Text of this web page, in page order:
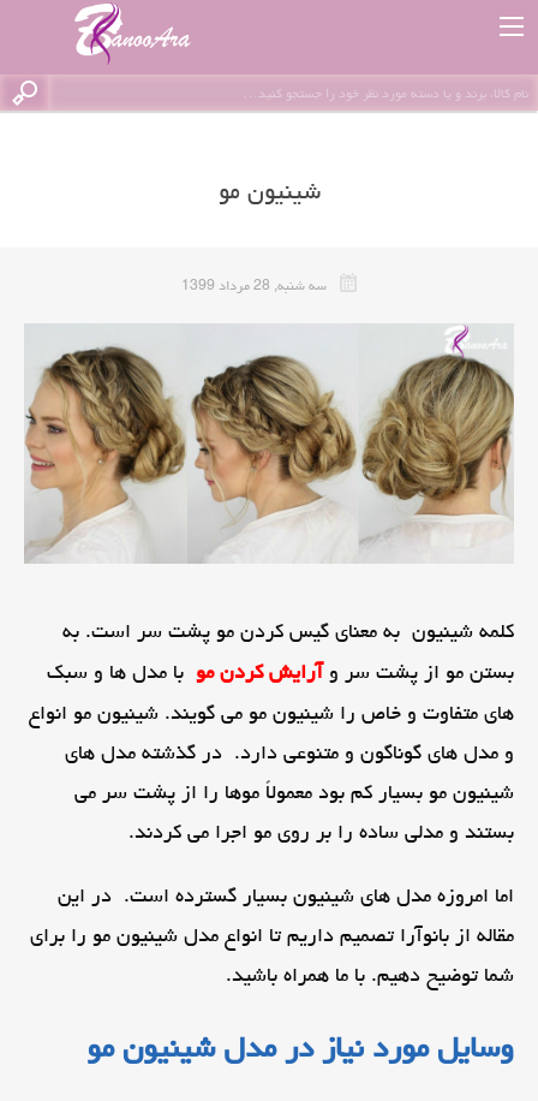
شینیون مو
سه شنبه, 28 مرداد 1399
کلمه شینیون به معنای گیس کردن مو پشت سر است. به
بستن مو از پشت سر وآرایش کردن مو با مدل ها و سبک
های متفاوت و خاص را شینیون مو می گویند. شینیون مو انواع
و مدل های گوناگون و متنوعی دارد. در گذشته مدل های
شینیون مو بسیار کم بود معمولاً موها را از پشت سر می
بستند و مدلی ساده را بر روی مو اجرا می کردند.
اما امروزه مدل های شینیون بسیار گسترده است. در این
مقاله از بانوآرا تصمیم داریم تا انواع مدل شینیون مو را برای
شما توضیح دهیم. با ما همراه باشید.
وسایل مورد نیاز در مدل شینیون مو